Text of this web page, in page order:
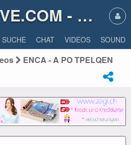
ALBALOVE.COM - ALBA LOVE
SUCHE CHAT VIDEOS SOUNDS
ENCA - A PO TPELQEN